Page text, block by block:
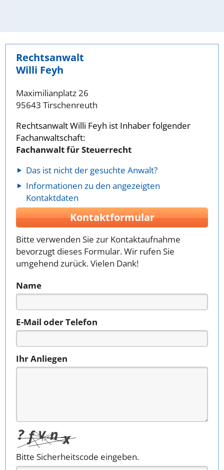
Rechtsanwalt
Willi Feyh
Maximilianplatz 26
95643 Tirschenreuth
Rechtsanwalt Willi Feyh ist Inhaber folgender
Fachanwaltschaft:
Fachanwalt für Steuerrecht
Das ist nicht der gesuchte Anwalt?
Informationen zu den angezeigten
Kontaktdaten
Kontaktformular
Bitte verwenden Sie zur Kontaktaufnahme
bevorzugt dieses Formular. Wir rufen Sie
umgehend zurück. Vielen Dank!
Name
E-Mail oder Telefon
Ihr Anliegen
Bitte Sicherheitscode eingeben.